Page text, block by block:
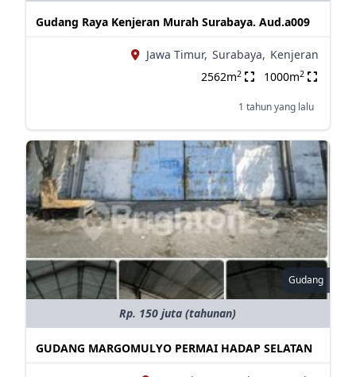
Gudang Raya Kenjeran Murah Surabaya. Aud.a009
Jawa Timur, Surabaya, Kenjeran
2562m2 1000m2
1 tahun yang lalu
Gudang
Rp. 150 juta (tahunan)
GUDANG MARGOMULYO PERMAI HADAP SELATAN